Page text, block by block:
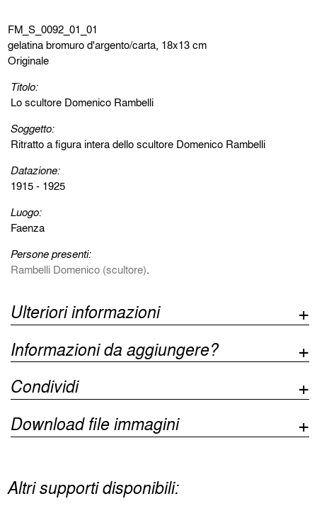
FM_S_0092_01_01
gelatina bromuro d'argento/carta, 18x13 cm
Originale
Titolo:
Lo scultore Domenico Rambelli
Soggetto:
Ritratto a figura intera dello scultore Domenico Rambelli
Datazione:
1915 - 1925
Luogo:
Faenza
Persone presenti:
Rambelli Domenico (scultore).
Ulteriori informazioni
Informazioni da aggiungere?
Condividi
Download file immagini
Altri supporti disponibili: